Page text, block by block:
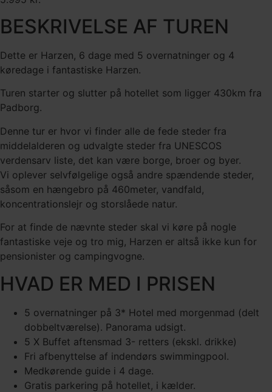
BESKRIVELSE AF TUREN
Dette er Harzen, 6 dage med 5 overnatninger og 4
køredage i fantastiske Harzen.
Turen starter og slutter på hotellet som ligger 430km fra
Padborg.
Denne tur er hvor vi finder alle de fede steder fra
middelalderen og udvalgte steder fra UNESCOS
verdensarv liste, det kan være borge, broer og byer.
Vi oplever selvfølgelige også andre spændende steder,
såsom en hængebro på 460meter, vandfald,
koncentrationslejr og storslåede natur.
For at finde de nævnte steder skal vi køre på nogle
fantastiske veje og tro mig, Harzen er altså ikke kun for
pensionister og campingvogne.
HVAD ER MED I PRISEN
5 overnatninger på 3* Hotel med morgenmad (delt
dobbeltværelse). Panorama udsigt.
5 X Buffet aftensmad 3- retters (ekskl. drikke)
Fri afbenyttelse af indendørs swimmingpool.
Medkørende guide i 4 dage.
Gratis parkering på hotellet, i kælder.